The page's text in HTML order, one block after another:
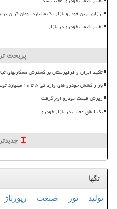
ارزان ترین خودرو بازار یک میلیارد تومان گران ترین ۱۱۰ میلیارد
تغییر قیمت خودرو در بازار
پربحث
تأکید ایران و قرقیزستان بر گسترش همکاریهای
بازار کشش خودرو های وارداتی ۵ تا ۱۰ میلیارد تومانی را ندارد
ریزش قیمت خودرو اوج گرفت
بک اتفاق عجیب در بازار خودرو
تگها
تولید تور صنعت رپورتاژ